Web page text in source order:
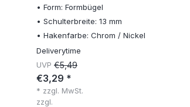
• Form: Formbügel
• Schulterbreite: 13 mm
• Hakenfarbe: Chrom / Nickel
Deliverytime
UVP €5,49
€3,29 *
* zzgl. MwSt.
zzgl.